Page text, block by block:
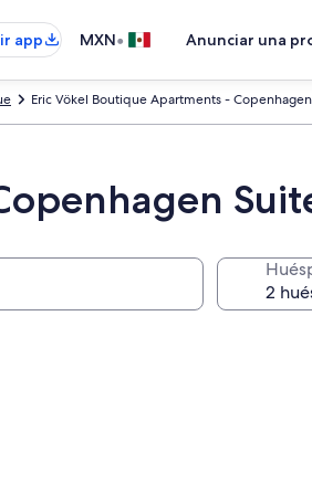
app
MXN• Anunciar una
Eric Vökel Boutique Apartments -